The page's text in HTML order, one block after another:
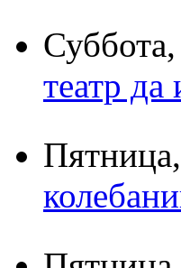
театр да